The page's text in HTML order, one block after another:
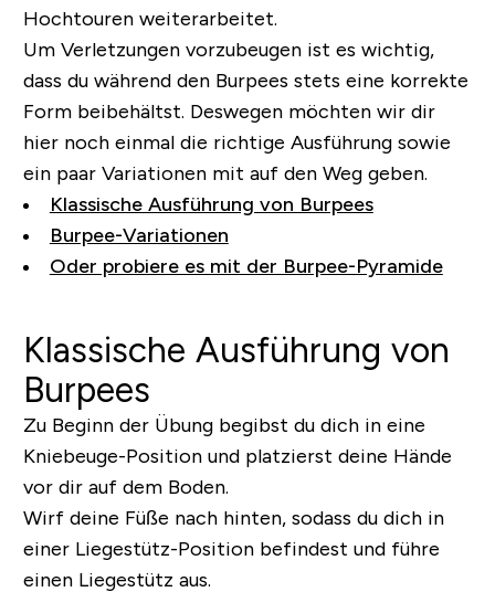
Hochtouren weiterarbeitet.
Um Verletzungen vorzubeugen ist es wichtig,
dass du während den Burpees stets eine korrekte
Form beibehältst. Deswegen möchten wir dir
hier noch einmal die richtige Ausführung sowie
ein paar Variationen mit auf den Weg geben.
Klassische Ausführung von Burpees
Burpee-Variationen
Oder probiere es mit der Burpee-Pyramide
Klassische Ausführung von
Burpees
Zu Beginn der Übung begibst du dich in eine
Kniebeuge-Position und platzierst deine Hände
vor dir auf dem Boden.
Wirf deine Füße nach hinten, sodass du dich in
einer Liegestütz-Position befindest und führe
einen Liegestütz aus.